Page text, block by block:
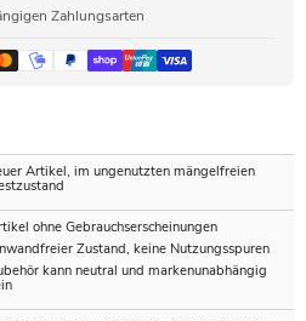
Zahlungsarten
Artikel, im ungenutzten mängelfreien
ohne Gebrauchserscheinungen
Zustand, keine Nutzungsspuren
kann neutral und markenunabhängig